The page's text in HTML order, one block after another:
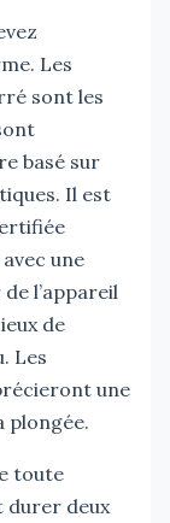
Les
sont les
basé sur
Il est
une
l’appareil
de
Les
une
plongée.
toute
durer deux